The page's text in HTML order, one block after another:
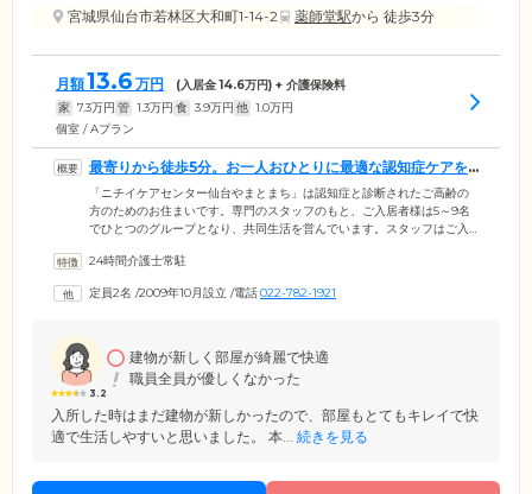
宮城県仙台市若林区大和町1-14-2
薬師堂駅から 徒歩3分
月額13.6 万円 (入居金14.6万円) + 介護保険料
家 7.3万円 管 1.3万円 食 3.9万円 他 1.0万円
個室 / Aプラン
最寄りから徒歩5分。お一人おひとりに最適な認知症ケアを
ご提供します
「ニチイケアセンター仙台やまとまち」は認知症と診断されたご高齢の
方のためのお住まいです。専門のスタッフのもと、ご入居者様は5～9名
でひとつのグループとなり、共同生活を営んでいます。スタッフはご入
どから、お一人おひとりに最適なお仕事をお任せしています。みなさま
により、心身機能を刺激。ご自身で身の回りのことができる「自立」の
けます。
24時間介護士常駐
定員2名 /2009年10月設立 /電話022-782-1921
3.2
建物が新しく部屋が綺麗で快適
職員全員が優しくなかった
入所した時はまだ建物が新しかったので、部屋もとてもキレイで快
適で生活しやすいと思いました。 本... 続きを見る